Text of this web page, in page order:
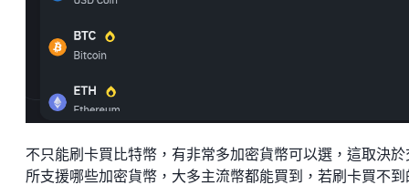
不只能刷卡買比特幣，有非常多加密貨幣可以選，這取決於
所支援哪些加密貨幣，大多主流幣都能買到，若刷卡買不到